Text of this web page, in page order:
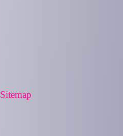
Sitemap